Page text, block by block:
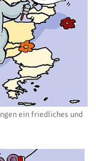
ein friedliches und